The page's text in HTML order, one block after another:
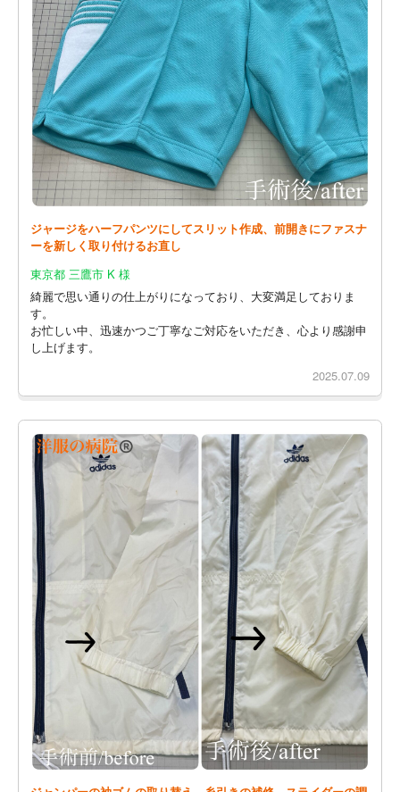
ジャージをハーフパンツにしてスリット作成、前開きにファスナ
ーを新しく取り付けるお直し
東京都 三鷹市 K 様
綺麗で思い通りの仕上がりになっており、大変満足しておりま
す。
お忙しい中、迅速かつご丁寧なご対応をいただき、心より感謝申
し上げます。
2025.07.09